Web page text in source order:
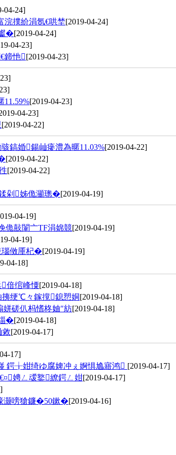
04-24]
浣撲紒涓氬€哄埜[2019-04-24]
�[2019-04-24]
04-23]
鍗忚[2019-04-23]
11.59%[2019-04-23]
04-23]
[2019-04-22]
鎬婚鍚屾瘮澧為暱11.03%[2019-04-22]
[2019-04-22]
[2019-04-22]
剁姊佹灦璁�[2019-04-19]
04-19]
佹敼闈〦TF涓婂競[2019-04-19]
04-19]
瑙傚厜杞�[2019-04-19]
04-18]
偣绾峰憟[2019-04-18]
挗绠℃々鎵撹鎴愬姛[2019-04-18]
磋仈杩愭柊妯″紡[2019-04-18]
�[2019-04-18]
敹[2019-04-17]
17]
鍔╁姏绮ゆ腐婢冲ぇ婀惧尯寤鸿 [2019-04-17]
娉ㄥ叆鐜繚鍔ㄥ姏[2019-04-17]
灏嗙獊鐮�50鏉�[2019-04-16]